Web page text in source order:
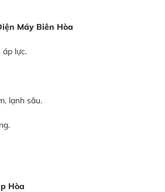
Máy Biên Hòa
áp lực.
lạnh sâu.
Hòa